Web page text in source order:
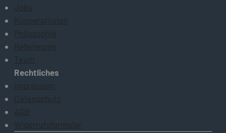
Jobs
Kooperationen
Philosophie
Referenzen
Team
Rechtliches
Impressum
Datenschutz
AGB
Widerrufsformular